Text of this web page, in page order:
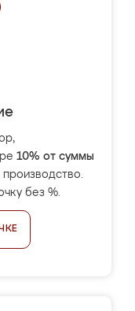
10% от суммы
производство.
без %.